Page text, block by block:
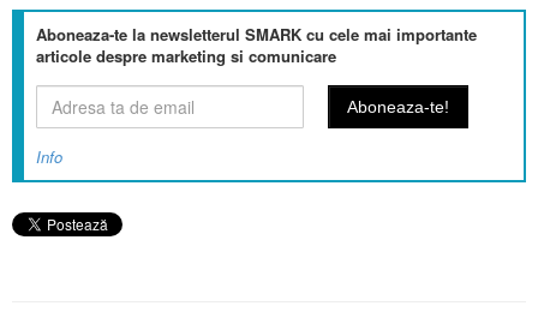
Aboneaza-te la newsletterul SMARK cu cele mai importante
articole despre marketing si comunicare
Info